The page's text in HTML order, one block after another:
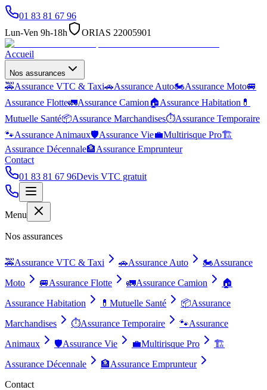
01 83 81 67 96
Lun-Ven 9h-18h
ORIAS 22005901
Accueil
Nos assurances
🚕Assurance VTC & Taxi🚗Assurance Auto🏍️Assurance Moto🚐
Assurance Flotte🚛Assurance Camion🏠Assurance Habitation 💊
Mutuelle Santé📦Assurance Marchandises⏱️Assurance Temporaire
🐾Assurance Animaux🛡️Assurance Vie💼Multirisque Pro🏗️
Assurance Décennale🏦Assurance Emprunteur
Contact
01 83 81 67 96Devis VTC gratuit
Menu
Nos assurances
🚕Assurance VTC & Taxi 🚗Assurance Auto 🏍️Assurance
Moto
🚐Assurance Flotte 🚛Assurance Camion
🏠
Assurance Habitation
💊 Mutuelle Santé 📦Assurance
Marchandises
⏱️Assurance Temporaire 🐾Assurance
Animaux
🛡️Assurance Vie 💼Multirisque Pro
🏗️
Assurance Décennale
🏦Assurance Emprunteur
Contact